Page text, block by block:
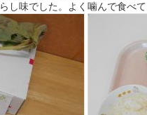
し味でした。よく噛んで食べ